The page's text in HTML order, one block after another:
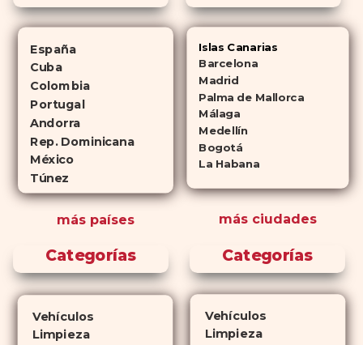
permitido la producción de
alternativas genéricas tanto a
Cialis como a
respectivamente) que se
consideran tan rentables e igual
de eficaces que su homólogo de
marca. En su mayor parte,
ambos medicamentos funcionan
de la misma manera y tienen
perfiles de efectos secundarios
diferencia? El tiempo.comprar
Cialisejerce sus efectos hasta 4
veces más tiempo que Viagra, lo
España
Cuba
Colombia
Portugal
Andorra
Rep. Dominicana
México
Túnez
más países
Islas Canarias
Barcelona
Madrid
Palma de Mallorca
Málaga
Medellín
Bogotá
La Habana
más ciudades
Categorías
Vehículos
Limpieza
Categorías
Vehículos
Limpieza